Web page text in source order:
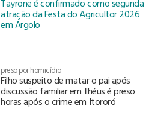
atração da Festa do Agricultor 2026
em Argolo
preso por homicídio
Filho suspeito de matar o pai após
discussão familiar em Ilhéus é preso
horas após o crime em Itororó